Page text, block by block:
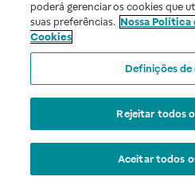
poderá gerenciar os cookies que
suas preferências. Nossa Política
Cookies
Definições de
Rejeitar todos
Aceitar todos